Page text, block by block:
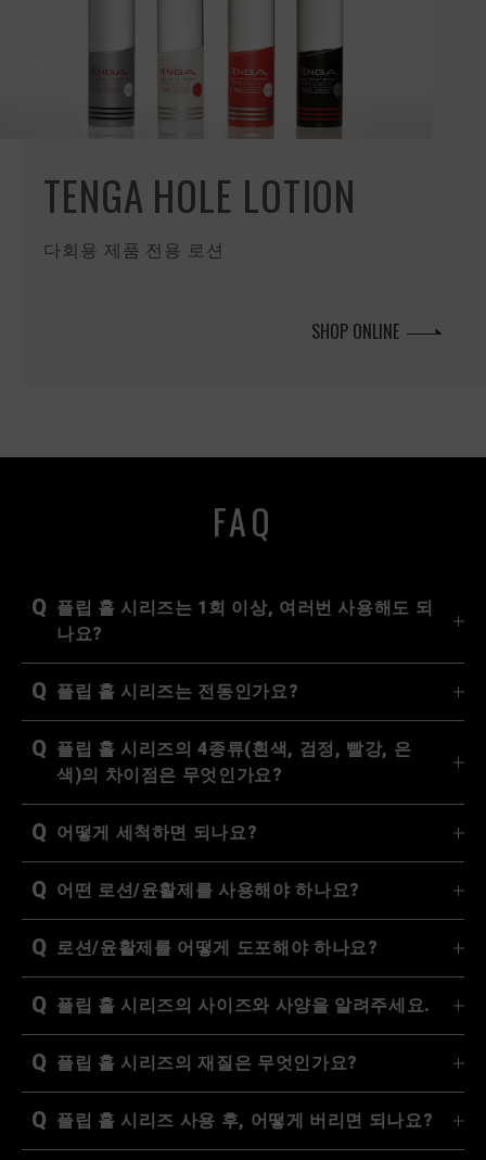
TENGA HOLE LOTION
다회용 제품 전용 로션
SHOP ONLINE
FAQ
Q 플립 홀 시리즈는 1회 이상, 여러번 사용해도 되
나요?
Q 플립 홀 시리즈는 전동인가요?
Q 플립 홀 시리즈의 4종류(흰색, 검정, 빨강, 은
색)의 차이점은 무엇인가요?
Q 어떻게 세척하면 되나요?
Q 어떤 로션/윤활제를 사용해야 하나요?
Q 로션/윤활제를 어떻게 도포해야 하나요?
Q 플립 홀 시리즈의 사이즈와 사양을 알려주세요.
Q 플립 홀 시리즈의 재질은 무엇인가요?
Q 플립 홀 시리즈 사용 후, 어떻게 버리면 되나요?